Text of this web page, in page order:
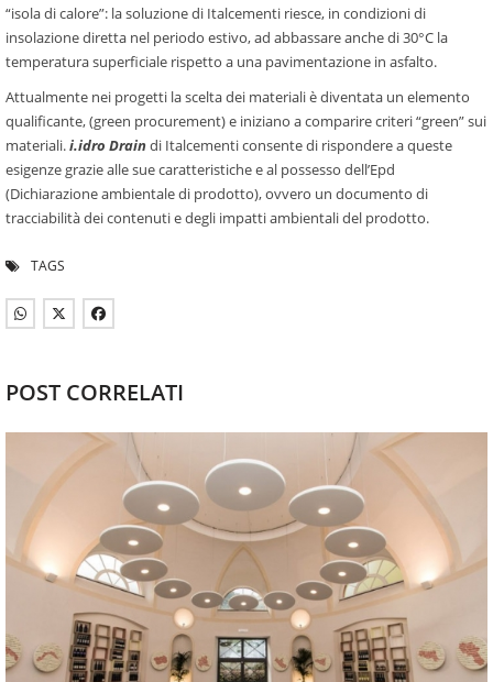
“isola di calore”: la soluzione di Italcementi riesce, in condizioni di
insolazione diretta nel periodo estivo, ad abbassare anche di 30°C la
temperatura superficiale rispetto a una pavimentazione in asfalto.
Attualmente nei progetti la scelta dei materiali è diventata un elemento
qualificante, (green procurement) e iniziano a comparire criteri “green” sui
materiali.i.idro Drain di Italcementi consente di rispondere a queste
esigenze grazie alle sue caratteristiche e al possesso dell’Epd
(Dichiarazione ambientale di prodotto), ovvero un documento di
tracciabilità dei contenuti e degli impatti ambientali del prodotto.
TAGS
POST CORRELATI